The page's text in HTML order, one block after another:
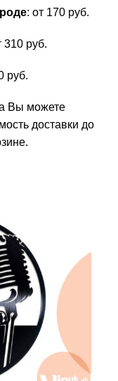
: от 170 руб.
310 руб.
руб.
Вы можете
доставки до